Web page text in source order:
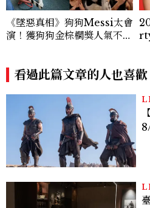
《墜惡真相》狗狗Messi太會
演！獲狗狗金棕櫚獎人氣不
看過此篇文章的人也喜歡